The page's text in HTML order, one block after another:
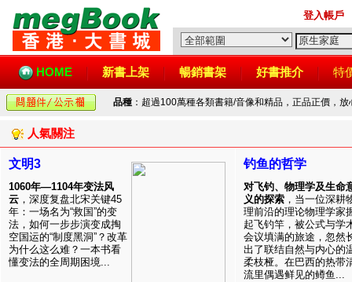
登入帳戶
HOME 新書上架 暢銷書架 好書推介 特
品種 ：超過100萬種各類書籍/音像和精品，正品正價，
人氣關注
文明3
1060年—1104年变法风
云 ，深度复盘北宋关键45
年：一场名为“救国”的变
法，如何一步步演变成掏
空国运的“制度黑洞”？改革
为什么这么难？一本书看
懂变法的全周期困境...
钓鱼的哲学
对飞钓、物理学及生命
义的探索 ，当一位深耕
理前沿的理论物理学家
起飞钓竿，被公式与学
会议填满的旅途，忽然
出了联结自然与内心的
柔枝桠。在巴西的热带
流里偶遇鲜见的鳟鱼...